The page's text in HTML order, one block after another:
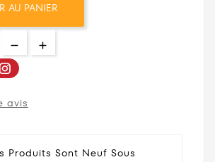
AU PANIER
avis
Produits Sont Neuf Sous